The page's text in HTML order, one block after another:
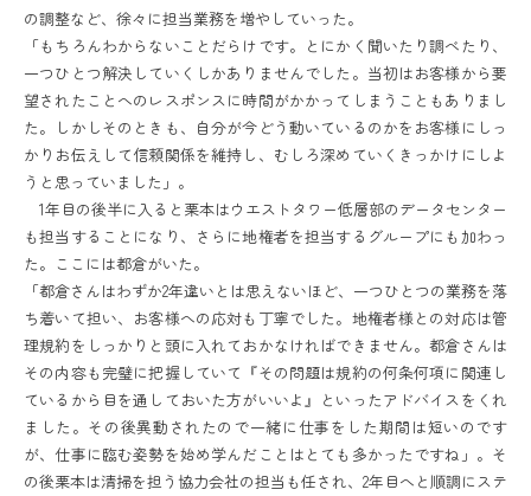
の調整など、徐々に担当業務を増やしていった。
「もちろんわからないことだらけです。とにかく聞いたり調べたり、
一つひとつ解決していくしかありませんでした。当初はお客様から要
望されたことへのレスポンスに時間がかかってしまうこともありまし
た。しかしそのときも、自分が今どう動いているのかをお客様にしっ
かりお伝えして信頼関係を維持し、むしろ深めていくきっかけにしよ
うと思っていました」。
1年目の後半に入ると栗本はウエストタワー低層部のデータセンター
も担当することになり、さらに地権者を担当するグループにも加わっ
た。ここには都倉がいた。
「都倉さんはわずか2年違いとは思えないほど、一つひとつの業務を落
ち着いて担い、お客様への応対も丁寧でした。地権者様との対応は管
理規約をしっかりと頭に入れておかなければできません。都倉さんは
その内容も完璧に把握していて『その問題は規約の何条何項に関連し
ているから目を通しておいた方がいいよ』といったアドバイスをくれ
ました。その後異動されたので一緒に仕事をした期間は短いのです
が、仕事に臨む姿勢を始め学んだことはとても多かったですね」。そ
の後栗本は清掃を担う協力会社の担当も任され、2年目へと順調にステ